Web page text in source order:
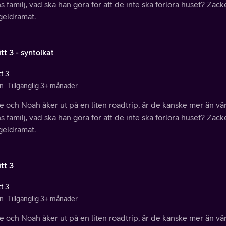
familj, vad ska han göra för att de inte ska förlora huset?
3 - syntolkat
3
Tillgänglig 3+ månader
och Noah åker ut på en liten roadtrip, är de kanske mer än
familj, vad ska han göra för att de inte ska förlora huset?
3
3
Tillgänglig 3+ månader
och Noah åker ut på en liten roadtrip, är de kanske mer än